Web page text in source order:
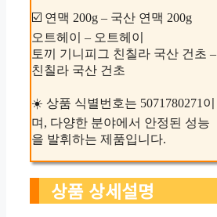
☑️ 연맥 200g – 국산 연맥 200g
오트헤이 – 오트헤이
토끼 기니피그 친칠라 국산 건초 –
친칠라 국산 건초
☀️ 상품 식별번호는 5071780271이
며, 다양한 분야에서 안정된 성능
을 발휘하는 제품입니다.
상품 상세설명